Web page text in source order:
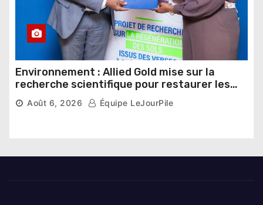
Environnement : Allied Gold mise sur la
recherche scientifique pour restaurer les
sols de ses sites miniers
Août 6, 2026 Équipe LeJourPile